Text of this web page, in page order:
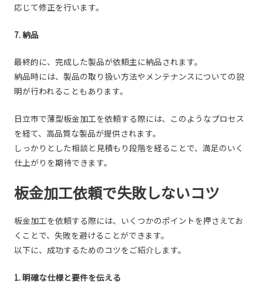
応じて修正を行います。
7. 納品
最終的に、完成した製品が依頼主に納品されます。
納品時には、製品の取り扱い方法やメンテナンスについての説
明が行われることもあります。
日立市で薄型板金加工を依頼する際には、このようなプロセス
を経て、高品質な製品が提供されます。
しっかりとした相談と見積もり段階を経ることで、満足のいく
仕上がりを期待できます。
板金加工依頼で失敗しないコツ
板金加工を依頼する際には、いくつかのポイントを押さえてお
くことで、失敗を避けることができます。
以下に、成功するためのコツをご紹介します。
1. 明確な仕様と要件を伝える